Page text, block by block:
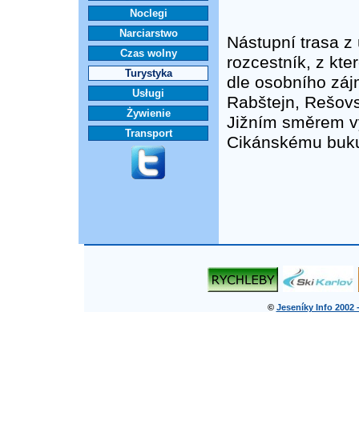
Noclegi
Narciarstwo
Czas wolny
Turystyka
Usługi
Żywienie
Transport
Nástupní trasa
rozcestník, z
dle osobního
Rabštejn,
Jižním směrem
Cikánskému
© Jeseníky Info 2002